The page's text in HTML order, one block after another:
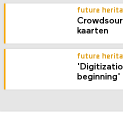
future
kaarten
future
beginning'